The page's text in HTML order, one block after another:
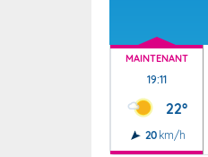
MAINTENANT
19:11
22°
20 km/h